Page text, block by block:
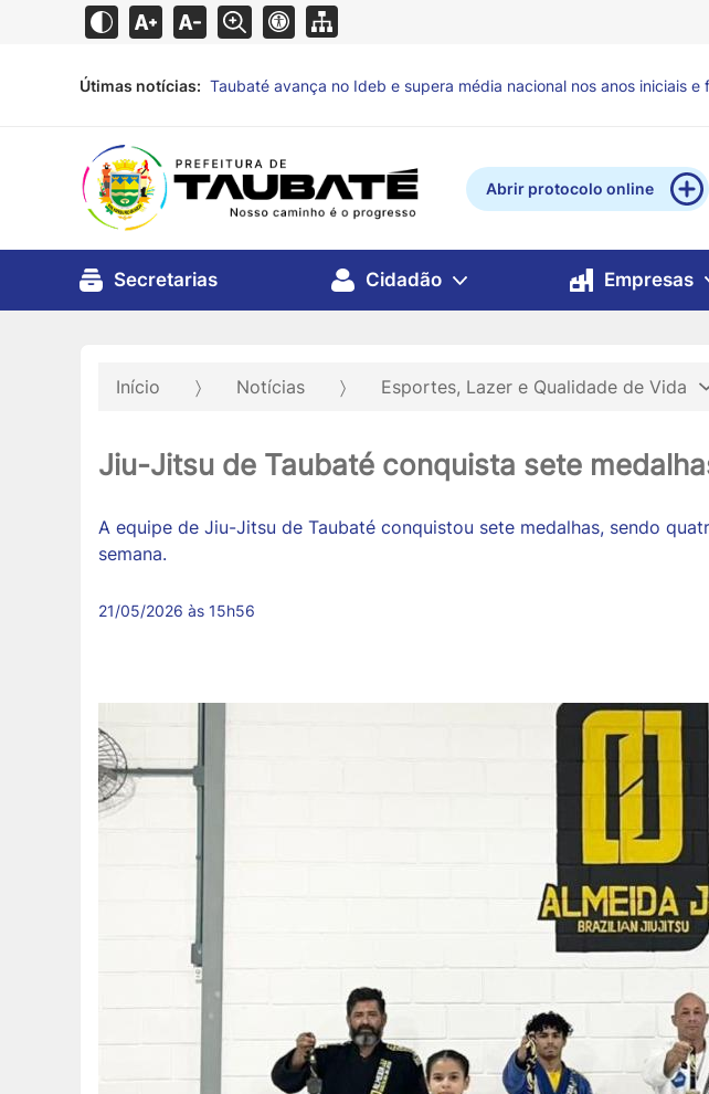
Útimas notícias: Taubaté avança no Ideb e supera média nacional nos anos iniciais e
Abrir protocolo online
Secretarias Cidadão Empresas
Início Notícias Esportes, Lazer e Qualidade de Vida
Jiu-Jitsu de Taubaté conquista sete
A equipe de Jiu-Jitsu de Taubaté conquistou sete medalhas, sendo
semana.
21/05/2026 às 15h56